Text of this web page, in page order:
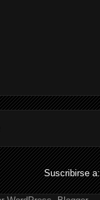
Suscribirse